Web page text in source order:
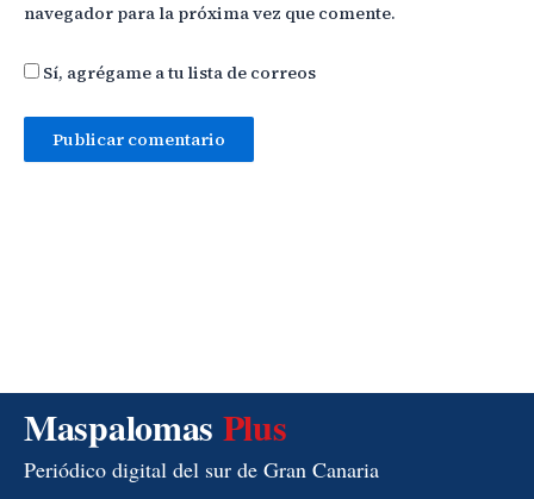
navegador para la próxima vez que comente.
Sí, agrégame a tu lista de correos
Maspalomas Plus
Periódico digital del sur de Gran Canaria